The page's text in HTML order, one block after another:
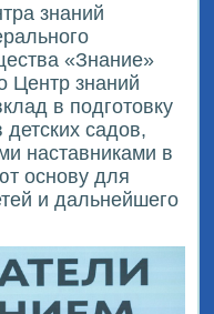
знаний
«Знание»
Центр знаний
в подготовку
детских садов,
наставниками в
основу для
и дальнейшего